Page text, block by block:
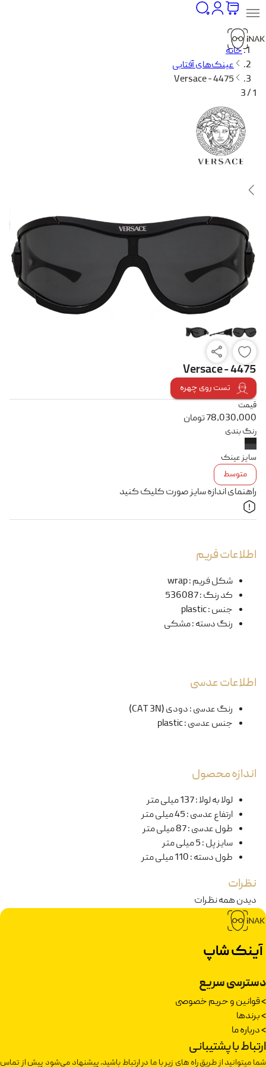
خانه
عینک‌های آفتابی
Versace - 4475
1 / 3
Versace - 4475
تست روی چهره
قیمت
78,030,000تومان
رنگ بندی
سایز عینک
متوسط
راهنمای اندازه سایز صورت کلیک کنید
اطلاعات فریم
شکل فریم:
wrap
کد رنگ:
536087
جنس:
plastic
رنگ دسته:مشکی
اطلاعات عدسی
رنگ عدسی:دودی (CAT 3N)
جنس عدسی:
plastic
اندازه محصول
لولا به لولا:137 میلی متر
ارتفاع عدسی:45 میلی متر
طول عدسی:87 میلی متر
سایز پل:5 میلی متر
طول دسته:110 میلی متر
نظرات
دیدن همه نظرات
آینک شاپ
دسترسی سریع
>قوانین و حریم خصوصی
>برندها
>درباره ما
ارتباط با پشتیبانی
شما میتوانید از طریق راه های زیر با ما در ارتباط باشید. پیشنهاد می‌شود پیش از تماس